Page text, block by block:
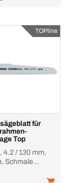
TOPline
für
Top
4.2 / 130 mm,
Schmale